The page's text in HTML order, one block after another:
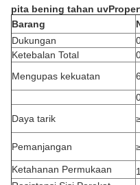
pita bening tahan uv
Barang
Dukungan
Ketebalan Total
Mengupas kekuatan
Daya tarik
Pemanjangan
Ketahanan Permukaan